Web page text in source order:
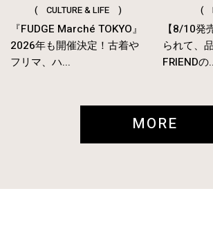
( CULTURE & LIFE )
『FUDGE Marché TOKYO』
2026年も開催決定！古着や
フリマ、ハ...
(
【8/10発
られて、
FRIENDの
MORE